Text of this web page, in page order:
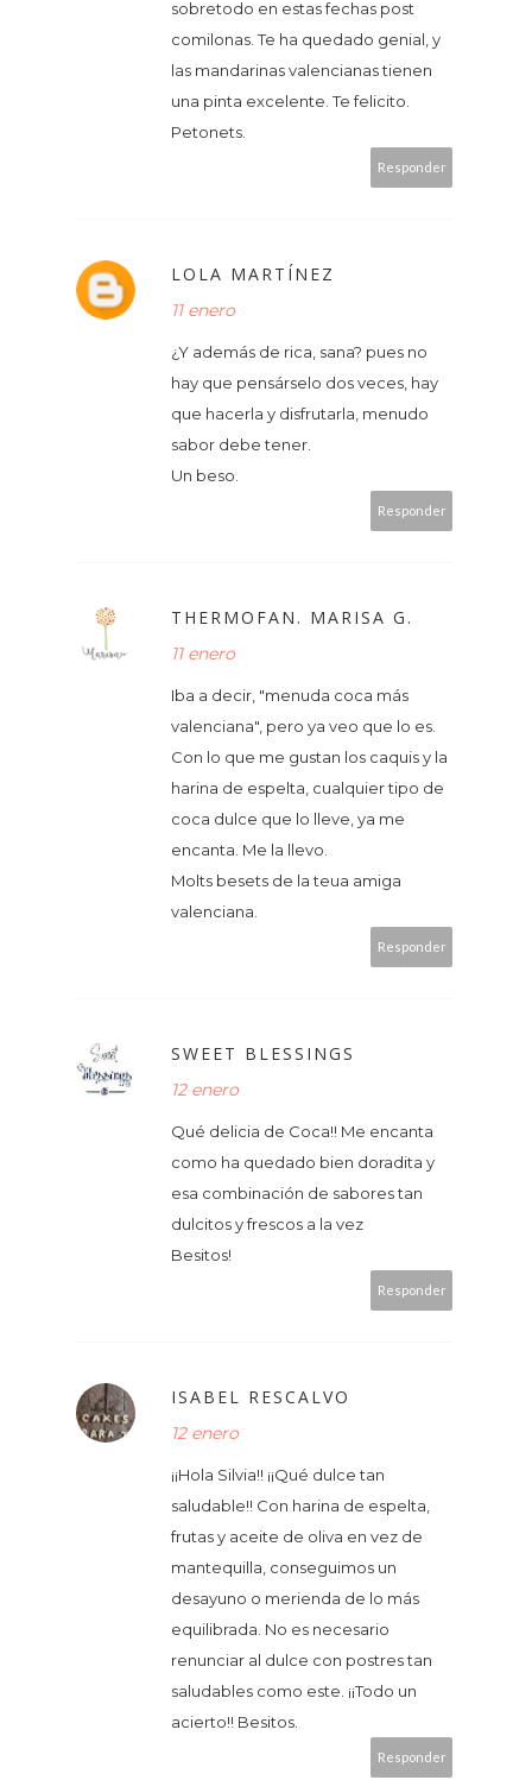
sobretodo en estas fechas post
comilonas. Te ha quedado genial, y
las mandarinas valencianas tienen
una pinta excelente. Te felicito.
Petonets.
Responder
LOLA MARTÍNEZ
11 enero
¿Y además de rica, sana? pues no
hay que pensárselo dos veces, hay
que hacerla y disfrutarla, menudo
sabor debe tener.
Un beso.
Responder
THERMOFAN. MARISA G.
11 enero
Iba a decir, "menuda coca más
valenciana", pero ya veo que lo es.
Con lo que me gustan los caquis y la
harina de espelta, cualquier tipo de
coca dulce que lo lleve, ya me
encanta. Me la llevo.
Molts besets de la teua amiga
valenciana.
Responder
SWEET BLESSINGS
12 enero
Qué delicia de Coca!! Me encanta
como ha quedado bien doradita y
esa combinación de sabores tan
dulcitos y frescos a la vez
Besitos!
Responder
ISABEL RESCALVO
12 enero
¡¡Hola Silvia!! ¡¡Qué dulce tan
saludable!! Con harina de espelta,
frutas y aceite de oliva en vez de
mantequilla, conseguimos un
desayuno o merienda de lo más
equilibrada. No es necesario
renunciar al dulce con postres tan
saludables como este. ¡¡Todo un
acierto!! Besitos.
Responder